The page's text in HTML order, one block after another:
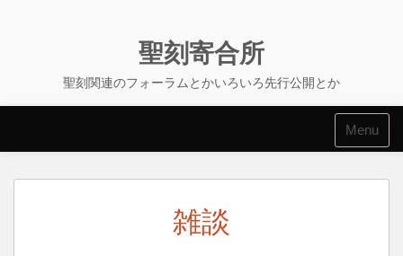
聖刻寄合所
聖刻関連のフォーラムとかいろいろ先行公開とか
Menu
雑談